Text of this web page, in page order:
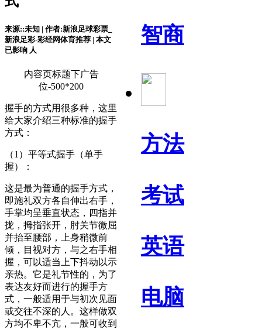
智商
方法
考试
英语
电脑
来源::未知 | 作者:新浪足球彩票_
新浪足彩-彩经网体育推荐 | 本文
已影响 人
内容页标题下广告
位-500*200
握手的方式用很多种，这里
给大家介绍三种标准的握手
方式：
（1）平等式握手（单手
握）：
这是最为普通的握手方式，
即施礼双方各自伸出右手，
手掌均呈垂直状态，四指并
拢，拇指张开，肘关节微屈
并抬至腰部，上身稍微前
倾，目视对方，与之右手相
握，可以适当上下抖动以示
亲热。它是礼节性的，为了
表达友好而进行的握手方
式，一般适用于与初次见面
或交往不深的人。这样做双
方均不卑不亢，一般可收到